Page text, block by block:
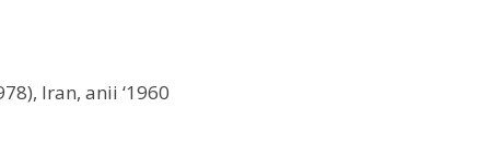
Iran, anii ‘1960